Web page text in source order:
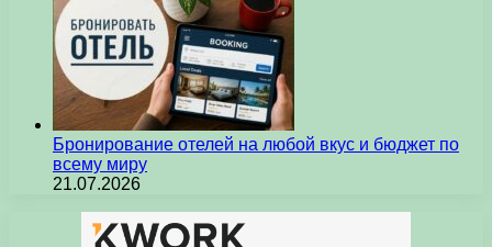
Бронирование отелей на любой вкус и бюджет по
всему миру
21.07.2026